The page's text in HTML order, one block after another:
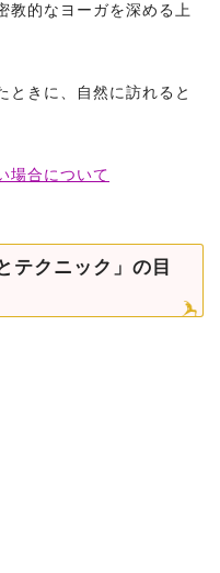
教的なヨーガを深める上
ときに、自然に訪れると
場合について
テクニック」の目